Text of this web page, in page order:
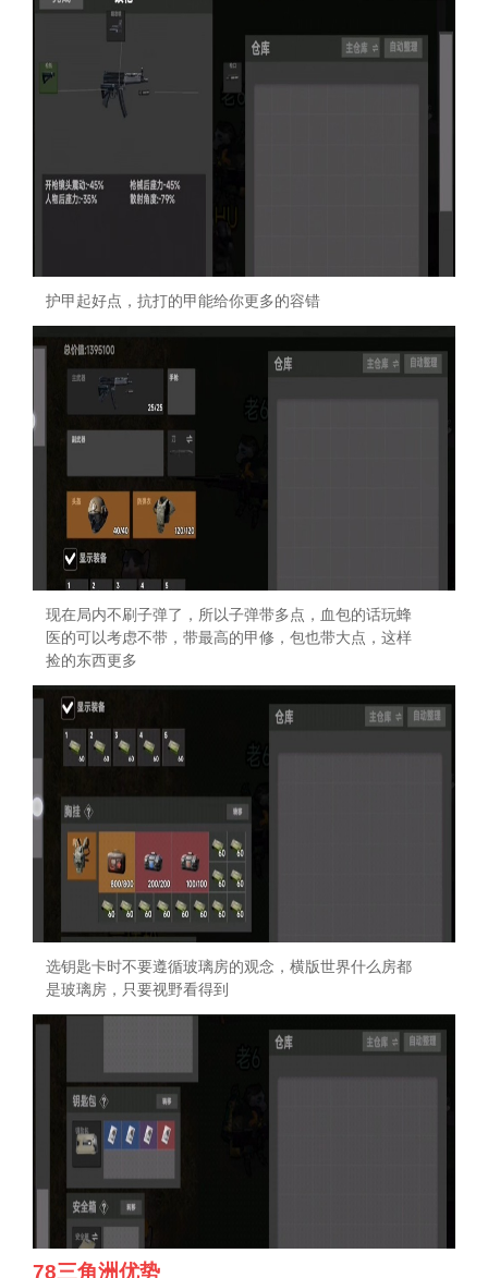
护甲起好点，抗打的甲能给你更多的容错
现在局内不刷子弹了，所以子弹带多点，血包的话玩蜂
医的可以考虑不带，带最高的甲修，包也带大点，这样
捡的东西更多
选钥匙卡时不要遵循玻璃房的观念，横版世界什么房都
是玻璃房，只要视野看得到
78三角洲优势